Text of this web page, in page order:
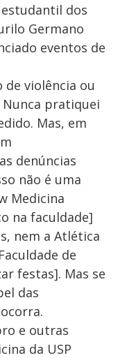
dos
Germano
eventos de
violência ou
pratiquei
Mas, em
denúncias
não é uma
Medicina
na faculdade]
nem a Atlética
de
festas]. Mas se
das
e outras
da USP